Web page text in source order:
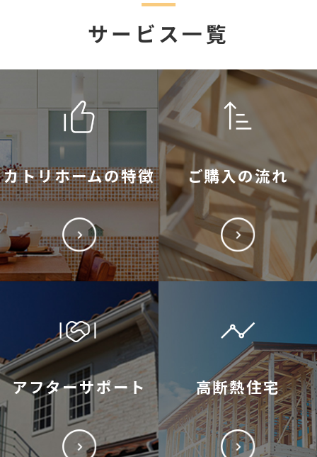
サービス一覧
カトリホームの特徴 ご購入の流れ
アフターサポート 高断熱住宅